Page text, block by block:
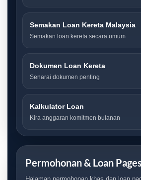
Semakan Loan Kereta Malaysia
Semakan loan kereta secara umum
Dokumen Loan Kereta
Senarai dokumen penting
Kalkulator Loan
Kira anggaran komitmen bulanan
Permohonan & Loan Pages